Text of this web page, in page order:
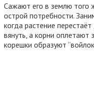
Сажают его в землю того
острой потребности.
когда растение
вянуть, а корни оплетают
корешки образуют